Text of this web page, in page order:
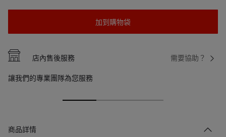
加到購物袋
需要協助？
店內售後服務
讓我們的專業團隊為您服務
商品詳情